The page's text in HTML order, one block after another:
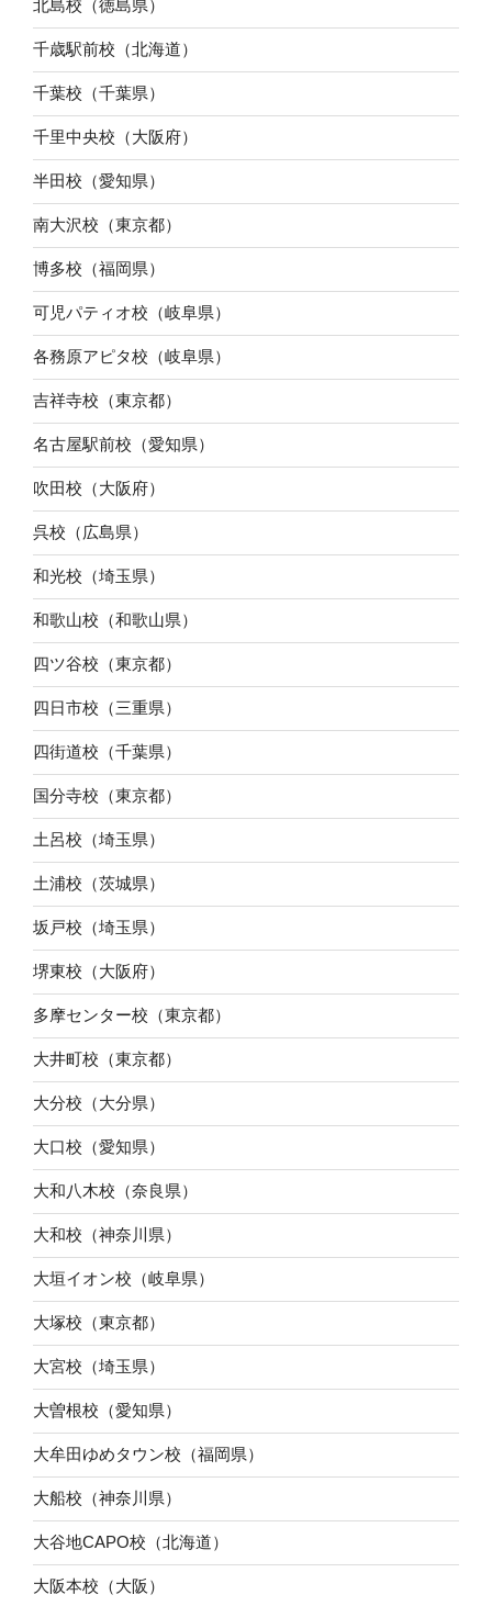
北島校（徳島県）
千歳駅前校（北海道）
千葉校（千葉県）
千里中央校（大阪府）
半田校（愛知県）
南大沢校（東京都）
博多校（福岡県）
可児パティオ校（岐阜県）
各務原アピタ校（岐阜県）
吉祥寺校（東京都）
名古屋駅前校（愛知県）
吹田校（大阪府）
呉校（広島県）
和光校（埼玉県）
和歌山校（和歌山県）
四ツ谷校（東京都）
四日市校（三重県）
四街道校（千葉県）
国分寺校（東京都）
土呂校（埼玉県）
土浦校（茨城県）
坂戸校（埼玉県）
堺東校（大阪府）
多摩センター校（東京都）
大井町校（東京都）
大分校（大分県）
大口校（愛知県）
大和八木校（奈良県）
大和校（神奈川県）
大垣イオン校（岐阜県）
大塚校（東京都）
大宮校（埼玉県）
大曽根校（愛知県）
大牟田ゆめタウン校（福岡県）
大船校（神奈川県）
大谷地CAPO校（北海道）
大阪本校（大阪）